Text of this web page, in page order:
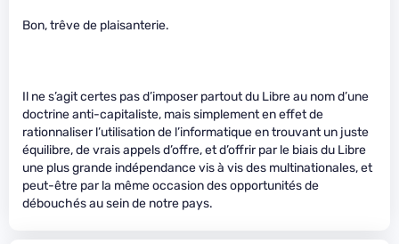
Bon, trêve de plaisanterie.
Il ne s’agit certes pas d’imposer partout du Libre au nom d’une
doctrine anti-capitaliste, mais simplement en effet de
rationnaliser l’utilisation de l’informatique en trouvant un juste
équilibre, de vrais appels d’offre, et d’offrir par le biais du Libre
une plus grande indépendance vis à vis des multinationales, et
peut-être par la même occasion des opportunités de
débouchés au sein de notre pays.